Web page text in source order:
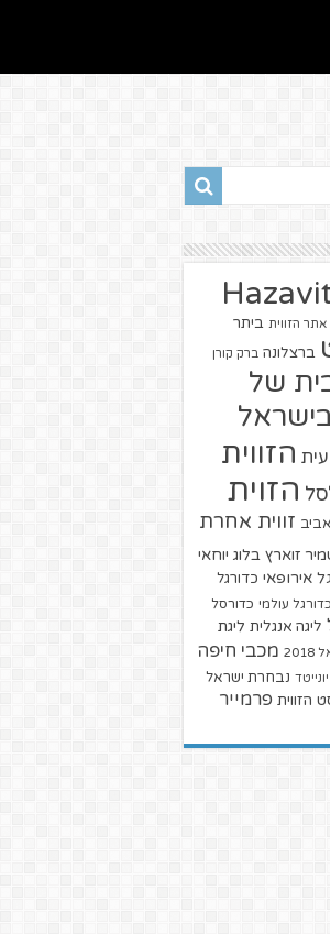
אתר הזווית ביתר
ברצלונה ברק קורן
של
הזווית
הזוית
זווית אחרת
זוארץ בלוג יוחאי
אירופאי כדורגל
כדורגל עולמי כדורסל
ליגה אנגלית ליגת
מכבי חיפה
נבחרת ישראל
הזווית פרמייר